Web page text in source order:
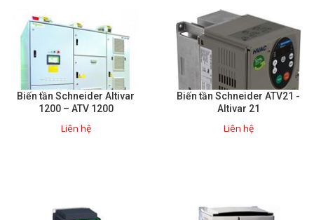
Biến tần Schneider Altivar
1200 – ATV 1200
Liên hệ
Biến tần Schneider ATV21 -
Altivar 21
Liên hệ